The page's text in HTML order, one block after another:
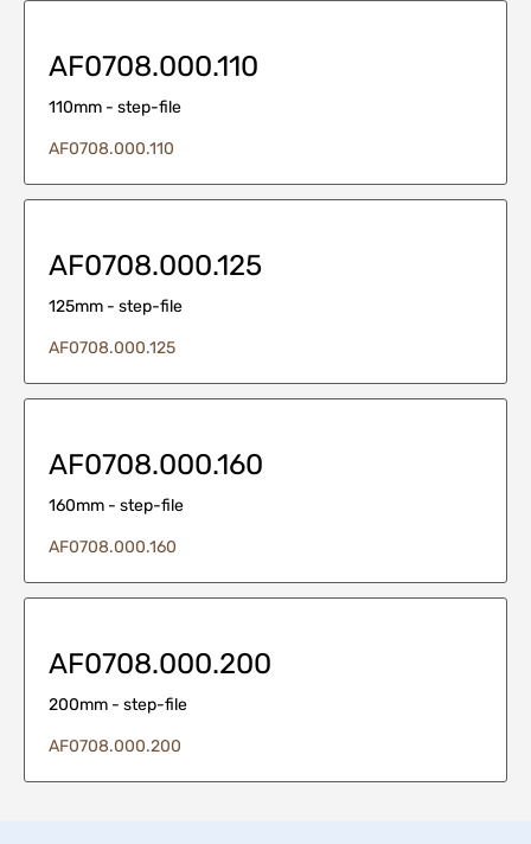
AF0708.000.110
110mm - step-file
AF0708.000.110
AF0708.000.125
125mm - step-file
AF0708.000.125
AF0708.000.160
160mm - step-file
AF0708.000.160
AF0708.000.200
200mm - step-file
AF0708.000.200